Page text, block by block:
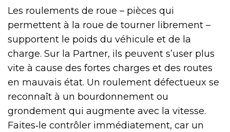
Les roulements de roue – pièces qui
permettent à la roue de tourner librement –
supportent le poids du véhicule et de la
charge. Sur la Partner, ils peuvent s’user plus
vite à cause des fortes charges et des routes
en mauvais état. Un roulement défectueux se
reconnaît à un bourdonnement ou
grondement qui augmente avec la vitesse.
Faites‑le contrôler immédiatement, car un